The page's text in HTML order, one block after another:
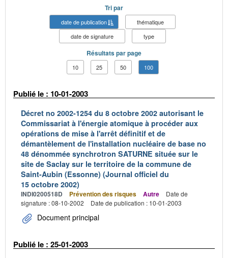
Tri par
date de publication
thématique
date de signature
type
Résultats par page
10 25 50 100
Publié le : 10-01-2003
Décret no 2002-1254 du 8 octobre 2002 autorisant le
Commissariat à l'énergie atomique à procéder aux
opérations de mise à l'arrêt définitif et de
démantèlement de l'installation nucléaire de base no
48 dénommée synchrotron SATURNE située sur le
site de Saclay sur le territoire de la commune de
Saint-Aubin (Essonne) (Journal officiel du
15 octobre 2002)
INDI0200518D Prévention des risques Autre
Date de
signature : 08-10-2002
Date de publication : 10-01-2003
Document principal
Publié le : 25-01-2003